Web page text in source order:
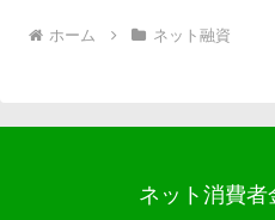
ホーム ネット融資
ネット消費者